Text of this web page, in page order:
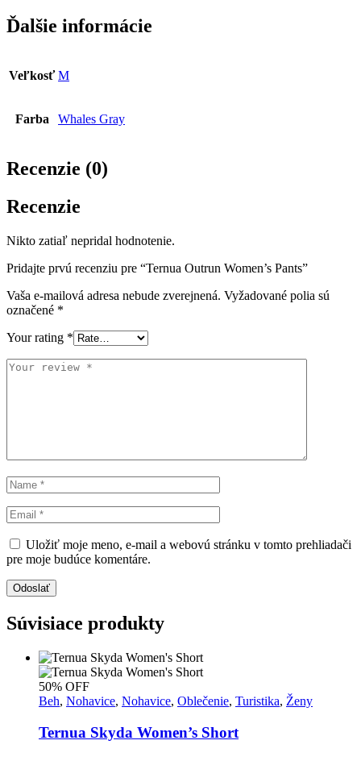
Ďalšie informácie
Veľkosť M
Farba Whales Gray
Recenzie (0)
Recenzie
Nikto zatiaľ nepridal hodnotenie.
Pridajte prvú recenziu pre “Ternua Outrun Women’s Pants”
Vaša e-mailová adresa nebude zverejnená. Vyžadované polia sú
označené *
Your rating *
Uložiť moje meno, e-mail a webovú stránku v tomto prehliadači
pre moje budúce komentáre.
Odoslať
Súvisiace produkty
50% OFF
Beh, Nohavice, Nohavice, Oblečenie, Turistika, Ženy
Ternua Skyda Women’s Short